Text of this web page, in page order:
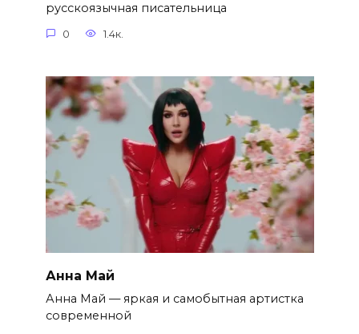
русскоязычная писательница
0 1.4к.
Анна Май
Анна Май — яркая и самобытная артистка
современной